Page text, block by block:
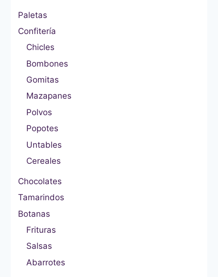
Paletas
Confitería
Chicles
Bombones
Gomitas
Mazapanes
Polvos
Popotes
Untables
Cereales
Chocolates
Tamarindos
Botanas
Frituras
Salsas
Abarrotes